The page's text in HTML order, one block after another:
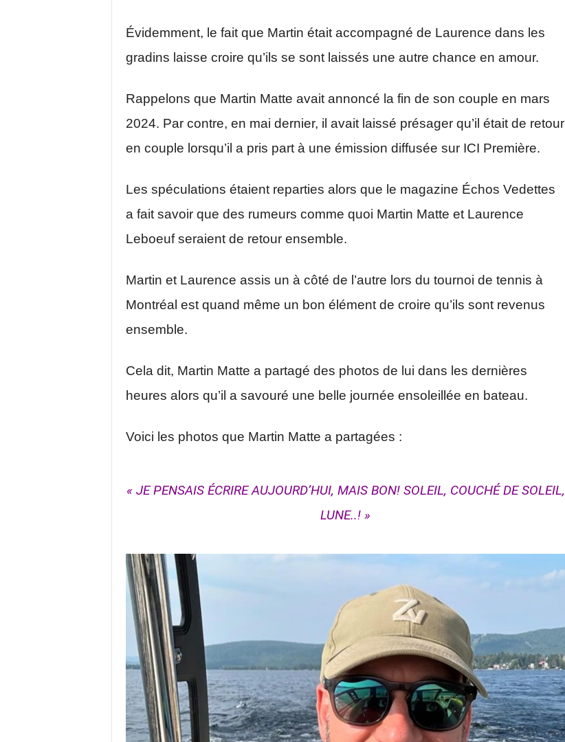
Évidemment, le fait que Martin était accompagné de Laurence dans les
gradins laisse croire qu’ils se sont laissés une autre chance en amour.
Rappelons que Martin Matte avait annoncé la fin de son couple en mars
2024. Par contre, en mai dernier, il avait laissé présager qu’il était de retour
en couple lorsqu’il a pris part à une émission diffusée sur ICI Première.
Les spéculations étaient reparties alors que le magazine Échos Vedettes
a fait savoir que des rumeurs comme quoi Martin Matte et Laurence
Leboeuf seraient de retour ensemble.
Martin et Laurence assis un à côté de l’autre lors du tournoi de tennis à
Montréal est quand même un bon élément de croire qu’ils sont revenus
ensemble.
Cela dit, Martin Matte a partagé des photos de lui dans les dernières
heures alors qu’il a savouré une belle journée ensoleillée en bateau.
Voici les photos que Martin Matte a partagées :
« JE PENSAIS ÉCRIRE AUJOURD’HUI, MAIS BON! SOLEIL, COUCHÉ DE SOLEIL,
LUNE..! »